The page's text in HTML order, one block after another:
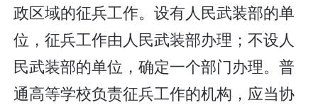
政区域的征兵工作。设有人民武装部的单
位，征兵工作由人民武装部办理；不设人
民武装部的单位，确定一个部门办理。普
通高等学校负责征兵工作的机构，应当协